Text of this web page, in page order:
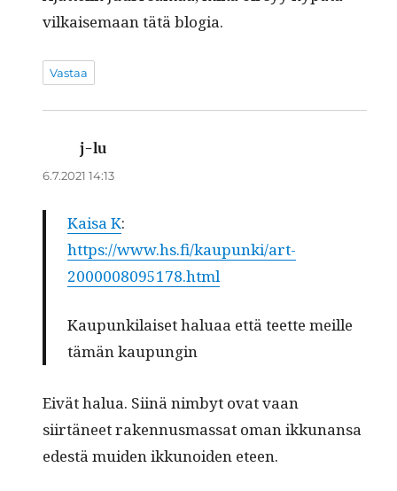
vilkaise­maan tätä blogia.
Vastaa
j-lu
6.7.2021 14:13
Kai­sa K:
https://www.hs.fi/kaupunki/art-
2000008095178.html
Kau­pun­ki­lai­set halu­aa että teet­te meil­le
tämän kaupungin
Eivät halua. Siinä nim­byt ovat vaan
siirtäneet raken­nus­mas­sat oman ikku­nansa
edestä muiden ikkunoiden eteen.